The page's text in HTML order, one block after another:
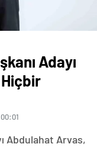
Adayı
Hiçbir
Abdulahat Arvas,